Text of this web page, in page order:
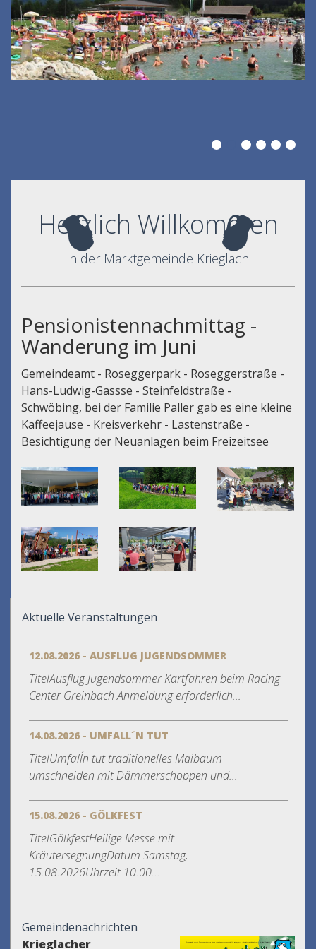
Herzlich Willkommen
in der Marktgemeinde Krieglach
Pensionistennachmittag -
Wanderung im Juni
Gemeindeamt - Roseggerpark - Roseggerstraße -
Hans-Ludwig-Gassse - Steinfeldstraße -
Schwöbing, bei der Familie Paller gab es eine kleine
Kaffeejause - Kreisverkehr - Lastenstraße -
Besichtigung der Neuanlagen beim Freizeitsee
Aktuelle Veranstaltungen
12.08.2026 - AUSFLUG JUGENDSOMMER
TitelAusflug Jugendsommer Kartfahren beim Racing
Center Greinbach Anmeldung erforderlich...
14.08.2026 - UMFALL´N TUT
TitelUmfall´n tut traditionelles Maibaum
umschneiden mit Dämmerschoppen und...
15.08.2026 - GÖLKFEST
TitelGölkfestHeilige Messe mit
KräutersegnungDatum Samstag,
15.08.2026Uhrzeit 10.00...
Gemeindenachrichten
Krieglacher